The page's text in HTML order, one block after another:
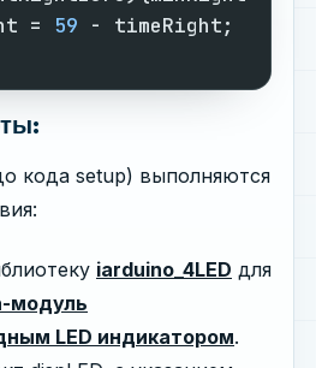
=
59 -
кода setup) выполняются
iarduino_4LED для
модуль
LED индикатором.